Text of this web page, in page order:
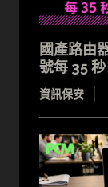
國產路由
號每 35
資訊保安